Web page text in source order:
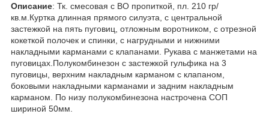
Описание: Тк. смесовая с ВО пропиткой, пл. 210 гр/
кв.м.Куртка длинная прямого силуэта, с центральной
застежкой на пять пуговиц, отложным воротником, с отрезной
кокеткой полочек и спинки, с нагрудными и нижними
накладными карманами с клапанами. Рукава с манжетами на
пуговицах.Полукомбинезон с застежкой гульфика на 3
пуговицы, верхним накладным карманом с клапаном,
боковыми накладными карманами и задним накладным
карманом. По низу полукомбинезона настрочена СОП
шириной 50мм.